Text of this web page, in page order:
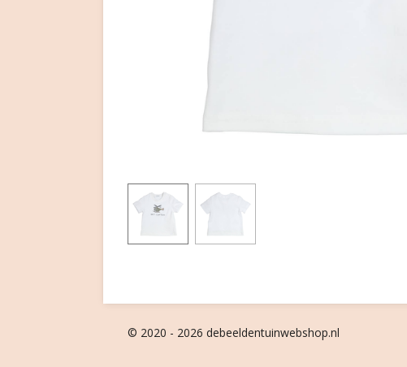
© 2020 - 2026 debeeldentuinwebshop.nl